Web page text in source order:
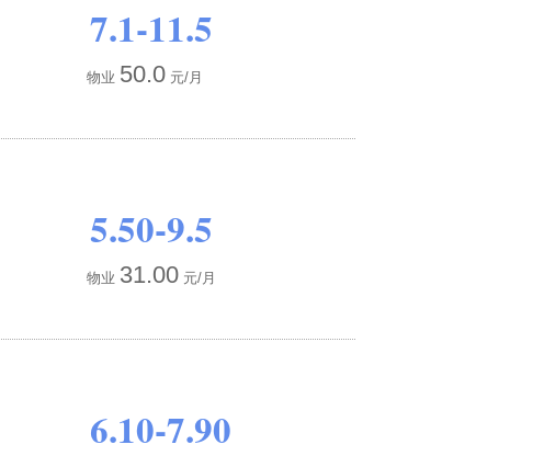
7.1-11.5
物业 50.0 元/月
5.50-9.5
物业 31.00 元/月
6.10-7.90